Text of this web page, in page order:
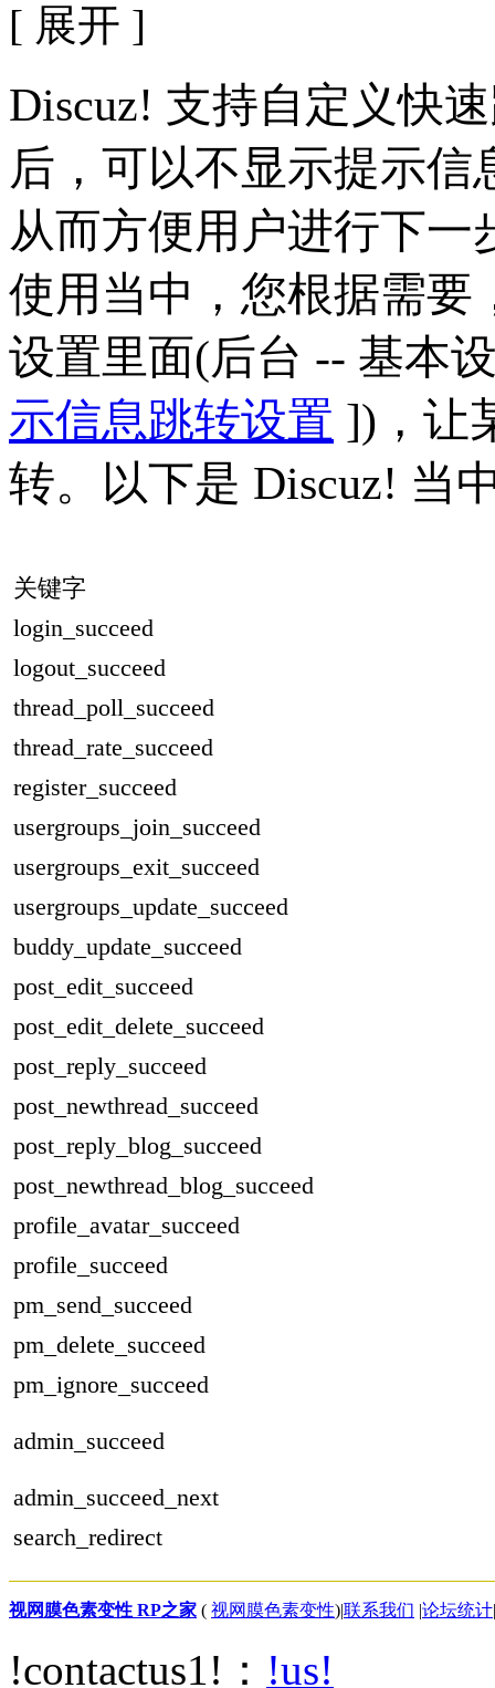
[ 展开 ]
Discuz! 支持自定义快
后，可以不显示提示
从而方便用户进行下
使用当中，您根据需要
设置里面(后台 -- 基本
示信息跳转设置 ])，让
转。以下是 Discuz! 当
关键字
login_succeed
logout_succeed
thread_poll_succeed
thread_rate_succeed
register_succeed
usergroups_join_succeed
usergroups_exit_succeed
usergroups_update_succeed
buddy_update_succeed
post_edit_succeed
post_edit_delete_succeed
post_reply_succeed
post_newthread_succeed
post_reply_blog_succeed
post_newthread_blog_succeed
profile_avatar_succeed
profile_succeed
pm_send_succeed
pm_delete_succeed
pm_ignore_succeed
admin_succeed
admin_succeed_next
search_redirect
视网膜色素变性 RP之家 ( 视网膜色素变性)|联系我们 |论坛统计|
!contactus1!： !us!